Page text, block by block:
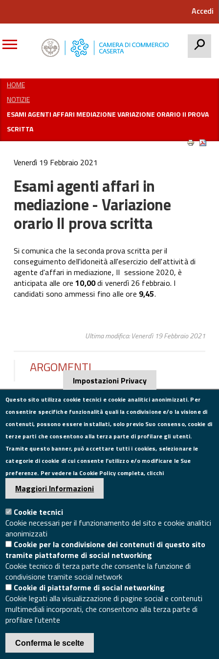
Accedi
HOME
NOTIZIE
ESAMI AGENTI AFFARI MEDIAZIONE VARIAZIONE ORARIO II PROVA
SCRITTA
Venerdì 19 Febbraio 2021
Esami agenti affari in
mediazione - Variazione
orario II prova scritta
Si comunica che la seconda prova scritta per il
conseguimento dell'idoneità all'esercizio dell'attività di
agente d'affari in mediazione, II sessione 2020, è
anticipata alle ore10,00di venerdì 26 febbraio. I
candidati sono ammessi fino alle ore 9,45.
Ultima modifica: Venerdì 19 Febbraio 2021
ARGOMENTI
CONTATTI
Via Roma, 75, 81100 Caserta
Tel. 0823249111
Pec:camera.commercio.caserta@ce.legalmail.camcom.it
Email:info@ce.camcom.it
DATI PER LA FATTURAZIONE
P.I. 00908580616
C.F. 80004270619
Codice Univoco Ufficio UFXYA1
SEGUICI SU
SITO WEB
Mappa del sito
Accesso redazione sito
Area riservata
Impostazioni Privacy
Questo sito utilizza cookie tecnici e cookie analitici anonimizzati. Per
consentire specifiche funzionalità quali la condivisione e/o la visione di
contenuti, possono essere installati, solo previo Suo consenso, cookie di
terze parti che consentono alla terza parte di profilare gli utenti.
Tramite questo banner, può accettare tutti i cookies, selezionare le
categorie di cookie di cui consente l’utilizzo e/o modificare le Sue
preferenze. Per vedere la Cookie Policy completa, clicchi
Maggiori Informazioni
Cookie tecnici
Cookie necessari per il funzionamento del sito e cookie analitici
anonimizzati
Cookie per la condivisione dei contenuti di questo sito
tramite piattaforme di social networking
Cookie tecnico di terza parte che consente la funzione di
condivisione tramite social network
Cookie di piattaforme di social networking
Cookie legati alla visualizzazione di pagine social e contenuti
multimediali incorporati, che consentono alla terza parte di
profilare l'utente
Conferma le scelte